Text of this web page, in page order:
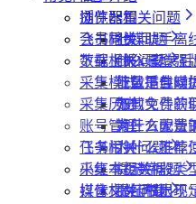
采集视频数据
采集视频数据
采集评论数
短链解析
插件配置
飞书同步
数据上报
采集模式
采集历史
账号管理
任务闹钟
采集本页数据
媒体文件下载
浏览器相关问题
社媒助手离
CRX 安装后
下载插件时
办？
为什么无法
为什么推荐
会员相关问题
什么是增强
什么是自动
如何免费获
第三方收费
为什么不能
下载相关问题
批量下载媒
下载文件的
为什么配置
飞书相关问题
提示字段类
提示权限不
小红书相关问题
小红书出现
抖音相关问题